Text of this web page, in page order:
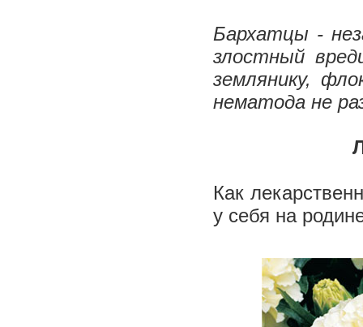
Бархатцы -
злостный
землянику,
нематода не
Как
у себя на